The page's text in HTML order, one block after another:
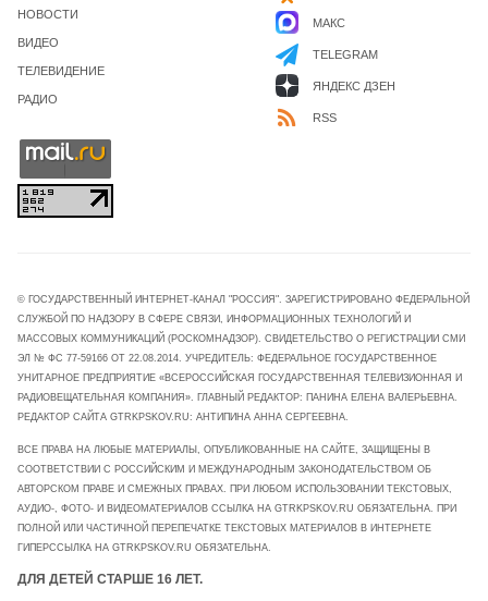
НОВОСТИ
ВИДЕО
ТЕЛЕВИДЕНИЕ
РАДИО
МАКС
TELEGRAM
ЯНДЕКС ДЗЕН
RSS
© ГОСУДАРСТВЕННЫЙ ИНТЕРНЕТ-КАНАЛ "РОССИЯ". ЗАРЕГИСТРИРОВАНО ФЕДЕРАЛЬНОЙ
СЛУЖБОЙ ПО НАДЗОРУ В СФЕРЕ СВЯЗИ, ИНФОРМАЦИОННЫХ ТЕХНОЛОГИЙ И
МАССОВЫХ КОММУНИКАЦИЙ (РОСКОМНАДЗОР). СВИДЕТЕЛЬСТВО О РЕГИСТРАЦИИ СМИ
ЭЛ № ФС 77-59166 ОТ 22.08.2014. УЧРЕДИТЕЛЬ: ФЕДЕРАЛЬНОЕ ГОСУДАРСТВЕННОЕ
УНИТАРНОЕ ПРЕДПРИЯТИЕ «ВСЕРОССИЙСКАЯ ГОСУДАРСТВЕННАЯ ТЕЛЕВИЗИОННАЯ И
РАДИОВЕЩАТЕЛЬНАЯ КОМПАНИЯ». ГЛАВНЫЙ РЕДАКТОР: ПАНИНА ЕЛЕНА ВАЛЕРЬЕВНА.
РЕДАКТОР САЙТА GTRKPSKOV.RU: АНТИПИНА АННА СЕРГЕЕВНА.
ВСЕ ПРАВА НА ЛЮБЫЕ МАТЕРИАЛЫ, ОПУБЛИКОВАННЫЕ НА САЙТЕ, ЗАЩИЩЕНЫ В
СООТВЕТСТВИИ С РОССИЙСКИМ И МЕЖДУНАРОДНЫМ ЗАКОНОДАТЕЛЬСТВОМ ОБ
АВТОРСКОМ ПРАВЕ И СМЕЖНЫХ ПРАВАХ. ПРИ ЛЮБОМ ИСПОЛЬЗОВАНИИ ТЕКСТОВЫХ,
АУДИО-, ФОТО- И ВИДЕОМАТЕРИАЛОВ ССЫЛКА НА GTRKPSKOV.RU ОБЯЗАТЕЛЬНА. ПРИ
ПОЛНОЙ ИЛИ ЧАСТИЧНОЙ ПЕРЕПЕЧАТКЕ ТЕКСТОВЫХ МАТЕРИАЛОВ В ИНТЕРНЕТЕ
ГИПЕРССЫЛКА НА GTRKPSKOV.RU ОБЯЗАТЕЛЬНА.
ДЛЯ ДЕТЕЙ СТАРШЕ 16 ЛЕТ.